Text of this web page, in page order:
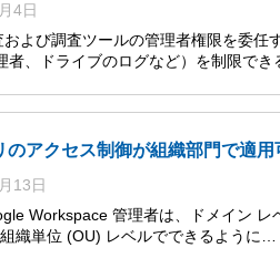
4日
および調査ツールの管理者権限を委任
者、ドライブのログなど）を制限で
のアクセス制御が組織部門で適用
13日
Workspace 管理者は、ドメイン
織単位 (OU) レベルでできるように…